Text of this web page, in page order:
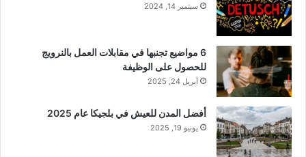
سبتمبر 14, 2024
6 مواضيع تجنبها في مقابلات العمل بالنرويج
للحصول على الوظيفة
أبريل 24, 2025
أفضل المدن للعيش في بلجيكا عام 2025
يونيو 19, 2025